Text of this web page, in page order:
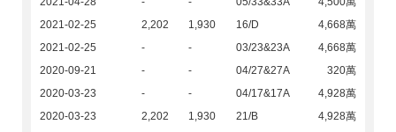
2021-02-25
2,202 1,930 16/D
4,668萬
2021-02-25
- - 03/23&23A
4,668萬
2020-09-21
- - 04/27&27A
320萬
2020-03-23
- - 04/17&17A
4,928萬
2020-03-23
2,202 1,930 21/B
4,928萬